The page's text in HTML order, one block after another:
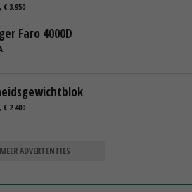
€ 3.950
Faro 4000D
€ 2.400
MEER ADVERTENTIES